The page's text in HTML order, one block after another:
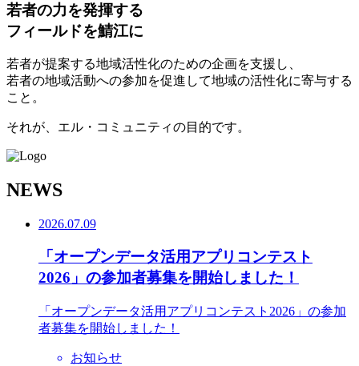
若者の力を発揮する
フィールドを鯖江に
若者が提案する地域活性化のための企画を支援し、
若者の地域活動への参加を促進して地域の活性化に寄与する
こと。
それが、エル・コミュニティの目的です。
NEWS
2026.07.09
「オープンデータ活用アプリコンテスト
2026」の参加者募集を開始しました！
「オープンデータ活用アプリコンテスト2026」の参加
者募集を開始しました！
お知らせ